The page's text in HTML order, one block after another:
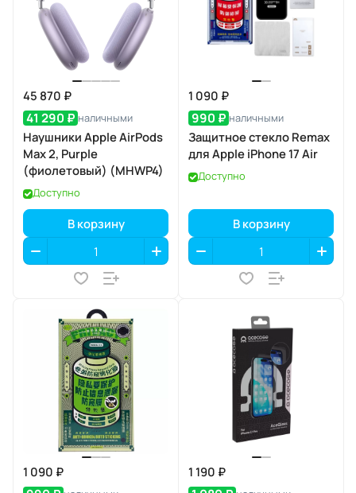
45 870 ₽
41 290 ₽ наличными
Наушники Apple AirPods
Max 2, Purple
(фиолетовый) (MHWP4)
Доступно
В корзину
1 090 ₽
990 ₽ наличными
Защитное стекло Remax
для Apple iPhone 17 Air
Доступно
В корзину
1 090 ₽ 1 190 ₽